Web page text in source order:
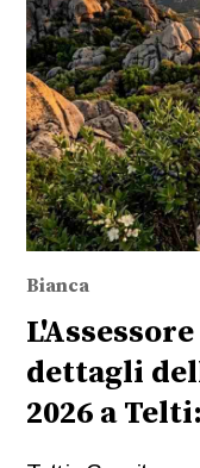
Bianca
dettagli
2026 a